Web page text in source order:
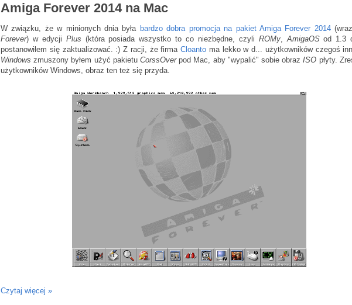
Amiga Forever 2014 na Mac
W związku, że w minionych dnia była bardzo dobra promocja na pakiet Amiga Forever 2014
Forever) w edycji Plus (która posiada wszystko to co niezbędne, czyli ROMy,AmigaOSod 1.3
postanowiłem się zaktualizować. :) Z racji, że firma Cloanto ma lekko w d... użytkowników czegoś
Windows zmuszony byłem użyć pakietu CorssOverpod Mac, aby "wypalić" sobie obrazISO płyty.
użytkowników Windows, obraz ten też się przyda.
Czytaj więcej »